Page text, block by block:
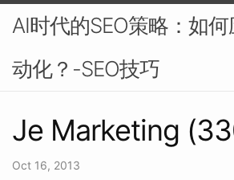
AI时代的SEO策略：如
动化？-SEO技巧
Je Marketing
Oct 16, 2013